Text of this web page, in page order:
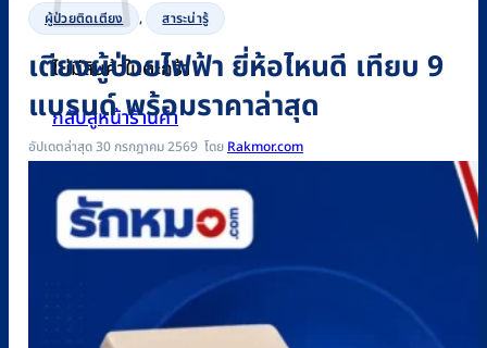
ไม่มีสินค้าในตะกร้า
กลับสู่หน้าร้านค้า
0
ผู้ป่วยติดเตียง , สาระน่ารู้
เตียงผู้ป่วยไฟฟ้า ยี่ห้อไหนดี เทียบ 9
แบรนด์ พร้อมราคาล่าสุด
อัปเดตล่าสุด 30 กรกฎาคม 2569 Rakmor.com